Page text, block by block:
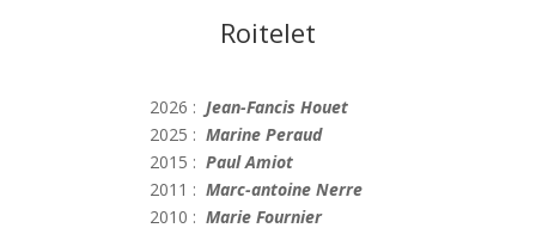
Roitelet
2026 : Jean-Fancis Houet
2025 : Marine Peraud
2015 : Paul Amiot
2011 : Marc-antoine Nerre
2010 : Marie Fournier